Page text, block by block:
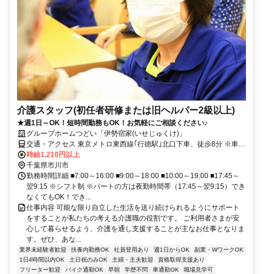
介護スタッフ(初任者研修または旧ヘルパー2級以上)
★週1日～OK！短時間勤務もOK！お気軽にご相談ください♪
グループホームつどい「伊勢宿家(いせじゅくけ)」
交通・アクセス 東京メトロ東西線｢行徳駅｣北口下車、徒歩8分 ※車･
バイク・自転車通勤OK！
時給1,210円以上
千葉県市川市
勤務時間詳細 ■7:00～16:00 ■9:00～18:00 ■10:00～19:00 ■17:45～
翌9:15 ※シフト制 ※パートの方は夜勤時間帯（17:45～翌9:15）でき
なくてもOK！でき...
仕事内容 可能な限り自立した生活を送り続けられるようにサポート
をすることが私たちの考える介護職の役割です。 ご利用者さまが安
心して暮らせるよう、介護を通し支援することが主なお仕事となりま
す。ぜひ、あな...
業界未経験者歓迎 扶養内勤務OK 社員登用あり 週1日からOK
副業・WワークOK
1日4時間以内OK
土日祝のみOK 主婦・主夫歓迎
資格取得支援あり
フリーター歓迎
バイク通勤OK 早朝 学歴不問 車通勤OK 職場見学可